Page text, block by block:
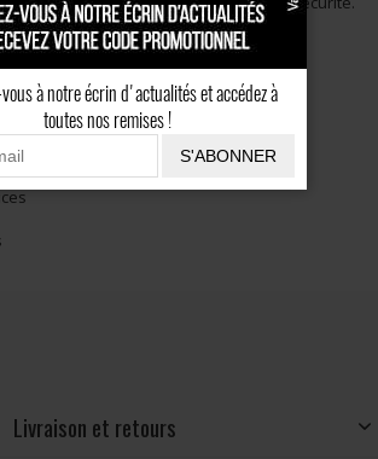
375
de zirconium
Livraison et retours
à notre écrin d'actualités et accédez à
toutes nos remises !
S'ABONNER